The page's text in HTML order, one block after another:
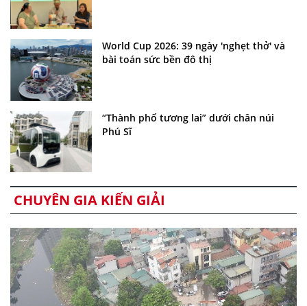
World Cup 2026: 39 ngày 'nghẹt thở' và
bài toán sức bền đô thị
“Thành phố tương lai” dưới chân núi
Phú Sĩ
CHUYÊN GIA KIẾN GIẢI